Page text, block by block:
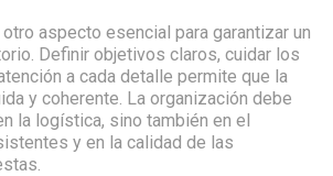
aspecto esencial para garantizar un
Definir objetivos claros, cuidar los
a cada detalle permite que la
y coherente. La organización debe
la logística, sino también en el
y en la calidad de las